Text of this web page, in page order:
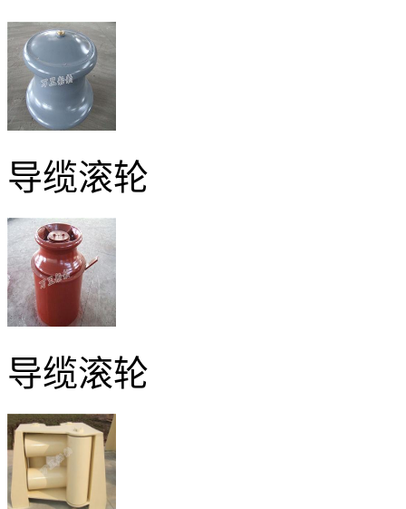
导缆滚轮
导缆滚轮